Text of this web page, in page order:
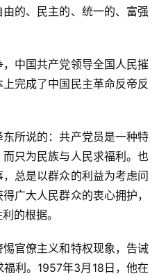
的、民主的、统一的、富强
中国共产党领导全国人民摧
完成了中国民主革命反帝反
所说的：共产党员是一种特
只为民族与人民求福利。也
总是以群众的利益为考虑问
广大人民群众的衷心拥护，
的根据。
官僚主义和特权现象，告诫
利。1957年3月18日，他在